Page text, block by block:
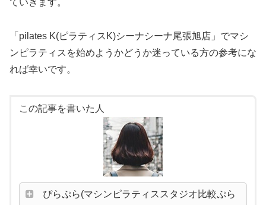
ていきます。
「pilates K(ピラティスK)シーナシーナ尾張旭店」でマシ
ンピラティスを始めようかどうか迷っている方の参考にな
れば幸いです。
この記事を書いた人
ぴらぷら(マシンピラティススタジオ比較ぷら